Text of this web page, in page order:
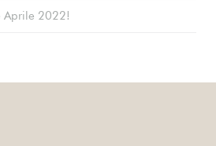
Aprile 2022!